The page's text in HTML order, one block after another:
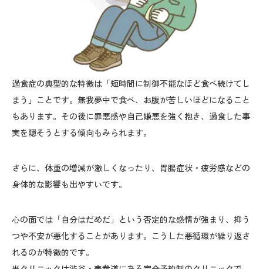
過食症の典型的な特徴は「短時間に制御不能なほど食べ続けてし
まう」ことです。無我夢中で食べ、お腹が苦しいほどになること
もあります。その後に罪悪感や自己嫌悪を強く抱き、過食した事
実を隠そうとする傾向もみられます。
さらに、体重の増減が激しくなったり、胃腸症状・疲労感などの
身体的な影響も出やすいです。
心の面では「自分はだめだ」という否定的な感情が強まり、抑う
つや不安が悪化することがあります。こうした悪循環が繰り返さ
れるのが特徴的です。